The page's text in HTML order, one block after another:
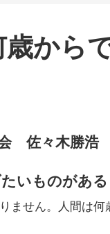
から
佐々木勝浩
いものがある
ません。人間は